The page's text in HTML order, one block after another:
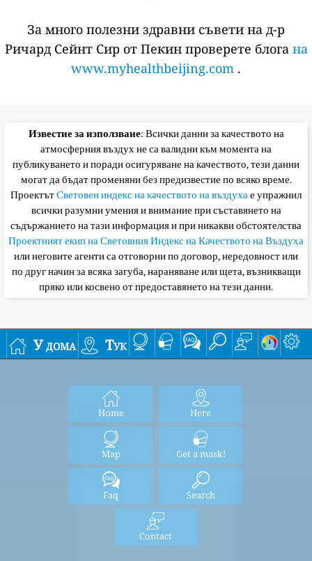
За много полезни здравни съвети на д-р
Ричард Сейнт Сир от Пекин проверете блога на
www.myhealthbeijing.com .
Известие за използване: Всички данни за качеството на
атмосферния въздух не са валидни към момента на
публикуването и поради осигуряване на качеството, тези данни
могат да бъдат променяни без предизвестие по всяко време.
ПроектътСветовен индекс на качеството на въздухае упражнил
всички разумни умения и внимание при съставянето на
съдържанието на тази информация и при никакви обстоятелства
Проектният екип на Световния Индекс на Качеството на Въздуха
или неговите агенти са отговорни по договор, нередовност или
по друг начин за всяка загуба, нараняване или щета, възникващи
пряко или косвено от предоставянето на тези данни.
У дома Тук
Home Here
Map Get a mask!
Faq Search
Contact